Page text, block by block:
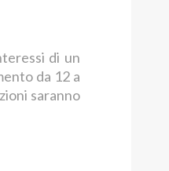
di un
da 12 a
saranno